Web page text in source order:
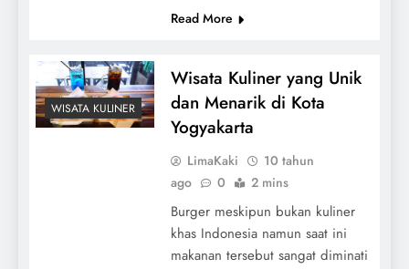
Read More
WISATA KULINER
Wisata Kuliner yang Unik
dan Menarik di Kota
Yogyakarta
LimaKaki
10 tahun
ago
0 2 mins
Burger meskipun bukan kuliner
khas Indonesia namun saat ini
makanan tersebut sangat diminati